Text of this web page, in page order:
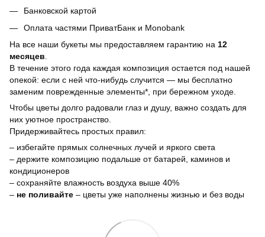
Банковской картой
Оплата частями ПриватБанк и Monobank
На все наши букеты мы предоставляем гарантию на 12
месяцев
В течение этого года каждая композиция остается под нашей
опекой: если с ней что-нибудь случится — мы бесплатно
заменим поврежденные элементы*, при бережном уходе.
Чтобы цветы долго радовали глаз и душу, важно создать для
них уютное пространство.
Придерживайтесь простых правил:
– избегайте прямых солнечных лучей и яркого света
– держите композицию подальше от батарей, каминов и
кондиционеров
– сохраняйте влажность воздуха выше 40%
– не поливайте – цветы уже наполнены жизнью и без воды